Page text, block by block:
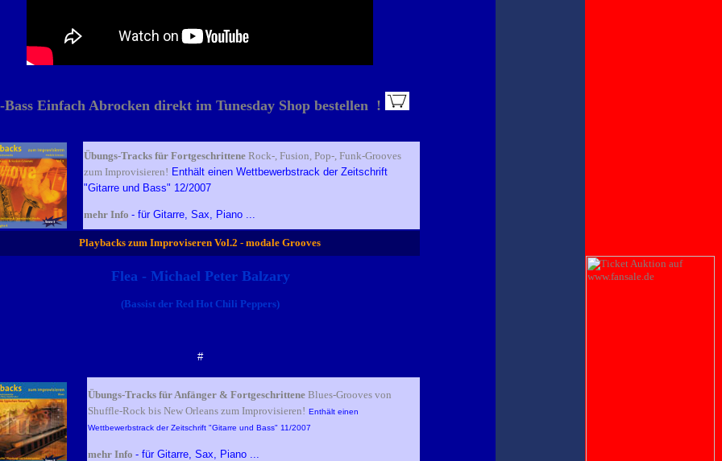
Bass Einfach Abrocken direkt im Tunesday Shop bestellen !
Übungs-Tracks für Fortgeschrittene Rock-, Fusion, Pop-, Funk-Grooves
zum Improvisieren! Enthält einen Wettbewerbstrack der Zeitschrift
"Gitarre und Bass" 12/2007
mehr Info - für Gitarre, Sax, Piano ...
Playbacks zum Improviseren Vol.2 - modale Grooves
Flea - Michael Peter Balzary
(Bassist der Red Hot Chili Peppers)
#
Übungs-Tracks für Anfänger & Fortgeschrittene Blues-Grooves von
Shuffle-Rock bis New Orleans zum Improvisieren! Enthält einen
Wettbewerbstrack der Zeitschrift "Gitarre und Bass" 11/2007
mehr Info - für Gitarre, Sax, Piano ...